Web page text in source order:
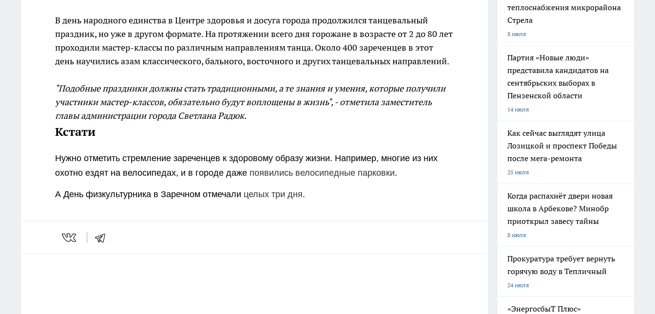
В день народного единства в Центре здоровья и досуга города продолжился танцевальный
праздник, но уже в другом формате. На протяжении всего дня горожане в возрасте от 2 до 80 лет
проходили мастер-классы по различным направлениям танца. Около 400 зареченцев в этот
день научились азам классического, бального, восточного и других танцевальных направлений.
"Подобные праздники должны стать традиционными, а те знания и умения, которые получили
участники мастер-классов, обязательно будут воплощены в жизнь", - отметила заместитель
главы администрации города Светлана Радюк.
Кстати
Нужно отметить стремление зареченцев к здоровому образу жизни. Например, многие из них
охотно ездят на велосипедах, и в городе даже появились велосипедные парковки.
А День физкультурника в Заречном отмечали целых три дня.
теплоснабжения микрорайона
Стрела
8 июля
Партия «Новые люди»
представила кандидатов на
сентябрьских выборах в
Пензенской области
14 июля
Как сейчас выглядят улица
Лозицкой и проспект Победы
после мега-ремонта
25 июля
Когда распахнёт двери новая
школа в Арбекове? Минобр
приоткрыл завесу тайны
8 июля
Прокуратура требует вернуть
горячую воду в Тепличный
24 июля
«ЭнергосбыТ Плюс»